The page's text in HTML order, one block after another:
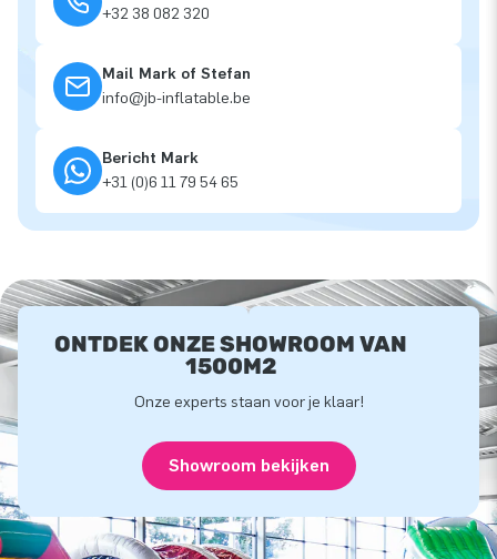
+32 38 082 320
Mail Mark of Stefan
info@jb-inflatable.be
Bericht Mark
+31 (0)6 11 79 54 65
ONTDEK ONZE SHOWROOM VAN
1500M2
Onze experts staan voor je klaar!
Showroom bekijken